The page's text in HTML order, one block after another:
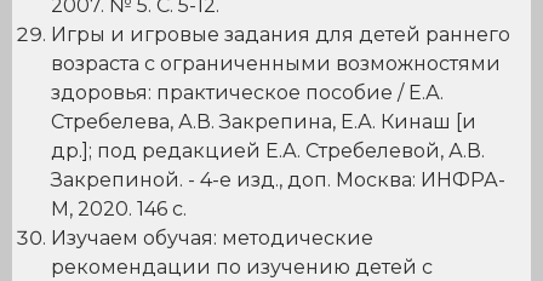
2007. № 5. С. 5-12.
Игры и игровые задания для детей раннего
возраста с ограниченными возможностями
здоровья: практическое пособие / Е.А.
Стребелева, А.В. Закрепина, Е.А. Кинаш [и
др.]; под редакцией Е.А. Стребелевой, А.В.
Закрепиной. - 4-е изд., доп. Москва: ИНФРА-
М, 2020. 146 с.
Изучаем обучая: методические
рекомендации по изучению детей с